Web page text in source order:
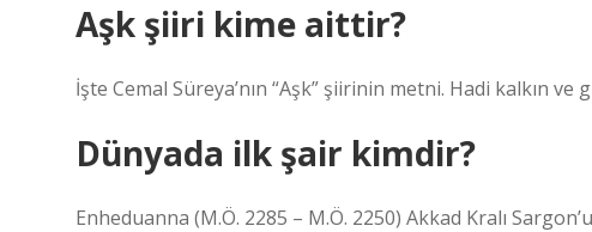
Aşk şiiri kime aittir?
İşte Cemal Süreya’nın “Aşk” şiirinin metni. Hadi kalkın ve
Dünyada ilk şair kimdir?
Enheduanna (M.Ö. 2285 – M.Ö. 2250) Akkad Kralı